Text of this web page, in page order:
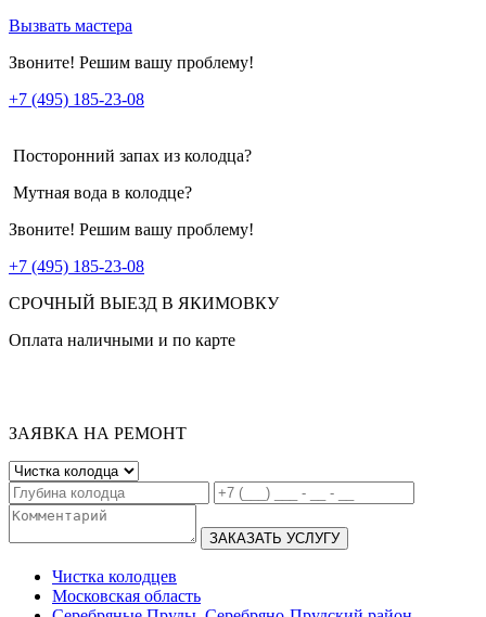
Вызвать мастера
Звоните! Решим вашу проблему!
+7 (495) 185-23-08
Посторонний запах из колодца?
Мутная вода в колодце?
Звоните! Решим вашу проблему!
+7 (495) 185-23-08
СРОЧНЫЙ ВЫЕЗД В ЯКИМОВКУ
Оплата наличными и по карте
ЗАЯВКА НА РЕМОНТ
ЗАКАЗАТЬ УСЛУГУ
Чистка колодцев
Московская область